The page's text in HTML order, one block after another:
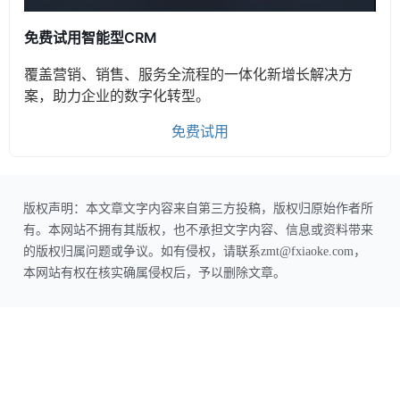
免费试用智能型CRM
覆盖营销、销售、服务全流程的一体化新增长解决方
案，助力企业的数字化转型。
免费试用
版权声明：本文章文字内容来自第三方投稿，版权归原始作者所
有。本网站不拥有其版权，也不承担文字内容、信息或资料带来
的版权归属问题或争议。如有侵权，请联系zmt@fxiaoke.com，
本网站有权在核实确属侵权后，予以删除文章。